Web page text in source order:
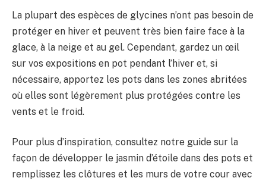
La plupart des espèces de glycines n’ont pas besoin de
protéger en hiver et peuvent très bien faire face à la
glace, à la neige et au gel. Cependant, gardez un œil
sur vos expositions en pot pendant l’hiver et, si
nécessaire, apportez les pots dans les zones abritées
où elles sont légèrement plus protégées contre les
vents et le froid.
Pour plus d’inspiration, consultez notre guide sur la
façon de développer le jasmin d’étoile dans des pots et
remplissez les clôtures et les murs de votre cour avec